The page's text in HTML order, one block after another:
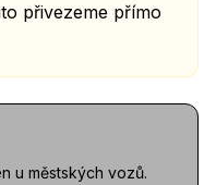
přivezeme přímo
u městských vozů.